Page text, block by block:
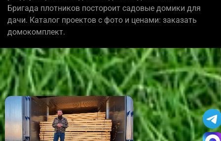
Бригада плотников постороит садовые домики для
дачи. Каталог проектов с фото и ценами: заказать
домокомплект.